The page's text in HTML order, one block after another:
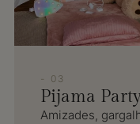
- 03
Pijama
Amizades,